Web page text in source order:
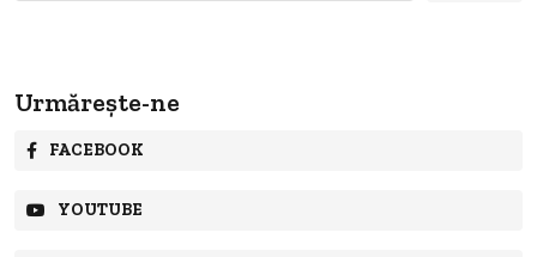
Urmărește-ne
FACEBOOK
YOUTUBE